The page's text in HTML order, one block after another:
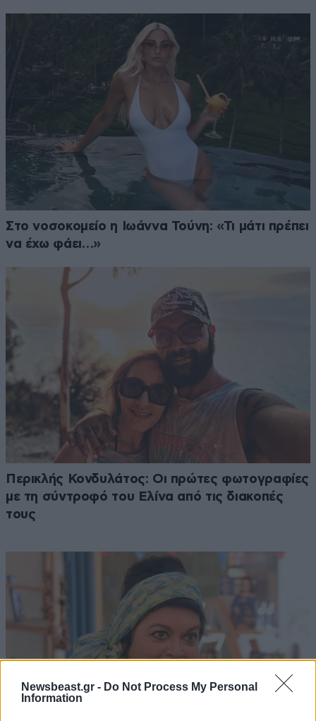
Newsbeast.gr - Do Not Process My Personal
Information
Στο νοσοκομείο η Ιωάννα Τούνη: «Τι μάτι πρέπει
να έχω φάει…»
Περικλής Κονδυλάτος: Οι πρώτες φωτογραφίες
με τη σύντροφό του Ελίνα από τις διακοπές
τους